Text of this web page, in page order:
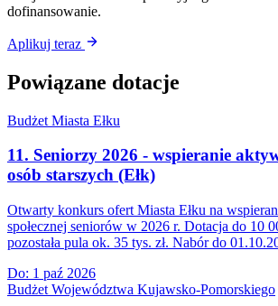
dofinansowanie.
Aplikuj teraz
Powiązane dotacje
Budżet Miasta Ełku
11. Seniorzy 2026 - wspieranie
osób starszych (Ełk)
Otwarty konkurs ofert Miasta Ełku na
społecznej seniorów w 2026 r. Dotacja do 10
pozostała pula ok. 35 tys. zł. Nabór do
Do: 1 paź 2026
Budżet Województwa Kujawsko-Pomorskiego